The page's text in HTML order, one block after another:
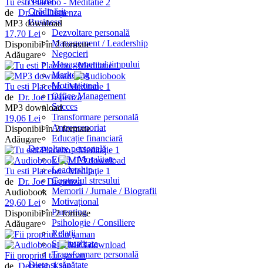
Grădinărit
Business
Dezvoltare personală
Management / Leadership
Negocieri
Managementul timpului
Marketing
Motivațional
Office Management
Succes
Transformare personală
Antreprenoriat
Educație financiară
Dezvoltare personală
Etică / Moralitate
Leadership
Controlul stresului
Memorii / Jurnale / Biografii
Motivațional
Parenting
Psihologie / Consiliere
Relații
Spiritualitate
Transformare personală
Diete și sănătate
Tu esti Placebo - Meditatie 2
de Dr. Joe Dispenza
MP3 download
17,70 Lei
Disponibil în 2 formate
Adăugare
Tu esti Placebo - Meditatie 1
de Dr. Joe Dispenza
MP3 download
19,06 Lei
Disponibil în 2 formate
Adăugare
Tu esti Placebo - Meditaţie 1
de Dr. Joe Dispenza
Audiobook
29,60 Lei
Disponibil în 2 formate
Adăugare
Fii propriul tău şaman
de Deborah King